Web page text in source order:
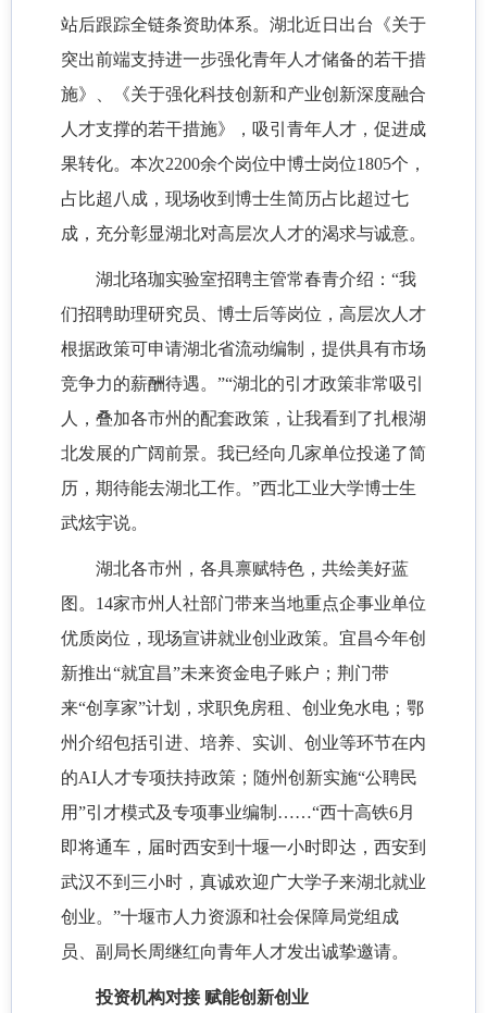
站后跟踪全链条资助体系。湖北近日出台《关于
突出前端支持进一步强化青年人才储备的若干措
施》、《关于强化科技创新和产业创新深度融合
人才支撑的若干措施》，吸引青年人才，促进成
果转化。本次2200余个岗位中博士岗位1805个，
占比超八成，现场收到博士生简历占比超过七
成，充分彰显湖北对高层次人才的渴求与诚意。
湖北珞珈实验室招聘主管常春青介绍：“我
们招聘助理研究员、博士后等岗位，高层次人才
根据政策可申请湖北省流动编制，提供具有市场
竞争力的薪酬待遇。”“湖北的引才政策非常吸引
人，叠加各市州的配套政策，让我看到了扎根湖
北发展的广阔前景。我已经向几家单位投递了简
历，期待能去湖北工作。”西北工业大学博士生
武炫宇说。
湖北各市州，各具禀赋特色，共绘美好蓝
图。14家市州人社部门带来当地重点企事业单位
优质岗位，现场宣讲就业创业政策。宜昌今年创
新推出“就宜昌”未来资金电子账户；荆门带
来“创享家”计划，求职免房租、创业免水电；鄂
州介绍包括引进、培养、实训、创业等环节在内
的AI人才专项扶持政策；随州创新实施“公聘民
用”引才模式及专项事业编制……“西十高铁6月
即将通车，届时西安到十堰一小时即达，西安到
武汉不到三小时，真诚欢迎广大学子来湖北就业
创业。”十堰市人力资源和社会保障局党组成
员、副局长周继红向青年人才发出诚挚邀请。
投资机构对接 赋能创新创业